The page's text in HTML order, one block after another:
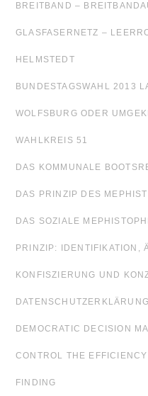
BREITBAND –
GLASFASERNETZ –
HELMSTEDT
BUNDESTAGSWAHL 2013
WOLFSBURG ODER
WAHLKREIS 51
DAS KOMMUNALE
DAS PRINZIP DES
DAS SOZIALE
PRINZIP: IDENTIFIKATION,
KONFISZIERUNG UND
DATENSCHUTZERKLÄRUNG
DEMOCRATIC DECISION
CONTROL THE
FINDING